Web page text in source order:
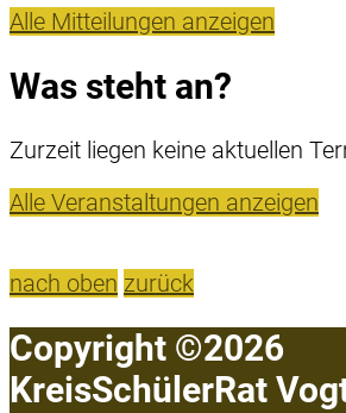
Alle Mitteilungen anzeigen
Was steht an?
Zurzeit liegen keine aktuellen
Alle Veranstaltungen anzeigen
nach oben zurück
Copyright ©2026
KreisSchülerRat